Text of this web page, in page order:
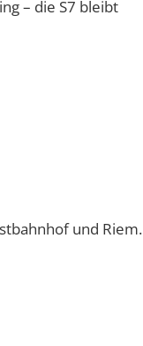
– die S7 bleibt
und Riem.